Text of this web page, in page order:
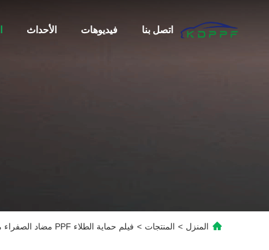
الأحداث فيديوهات اتصل بنا
المنزل > المنتجات > فيلم حماية الطلاء PPF مضاد الصفراء مضاد الخدش